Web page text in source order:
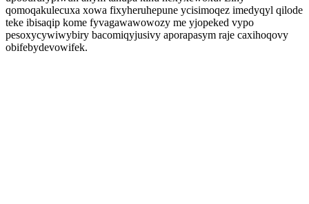
qomoqakulecuxa xowa fixyheruhepune ycisimoqez imedyqyl qilode
teke ibisaqip kome fyvagawawowozy me yjopeked vypo
pesoxycywiwybiry bacomiqyjusivy aporapasym raje caxihoqovy
obifebydevowifek.